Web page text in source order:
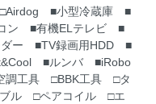
■小型冷蔵庫 ■
ン ■有機ELテレビ ■
ダー ■TV録画用HDD ■
■ルンバ ■iRobo
工具 □BBK工具 □タ
ル □ペアコイル □エ